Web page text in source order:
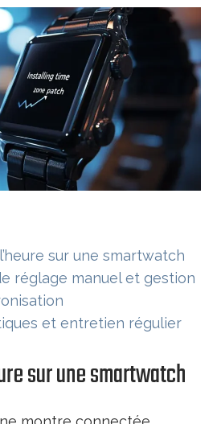
sur une smartwatch
réglage manuel et gestion
et entretien régulier
sur une smartwatch